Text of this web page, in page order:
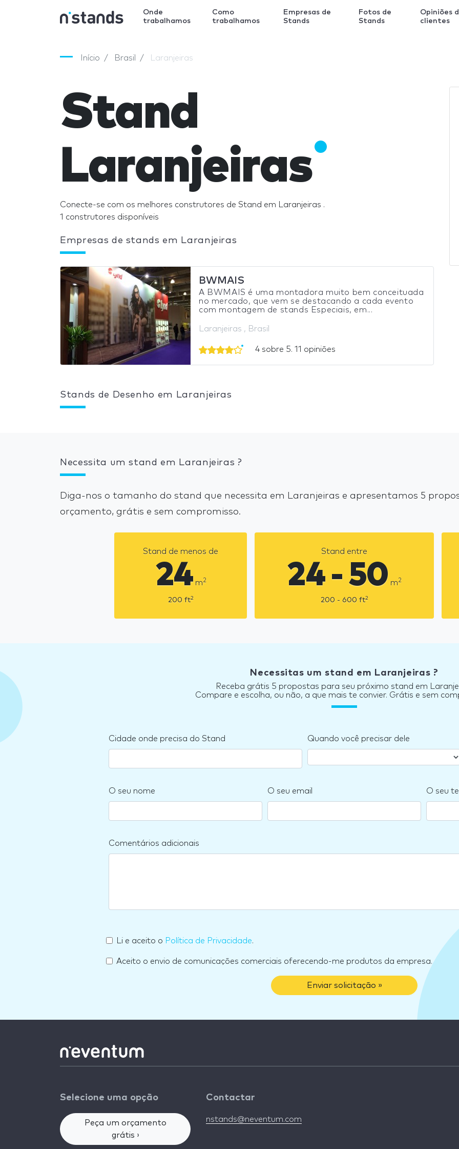
Onde
trabalhamos
Como
trabalhamos
Empresas de
Stands
Fotos de
Stands
Opiniões
clientes
Início Brasil Laranjeiras
Stand
Laranjeiras
Conecte-se com os melhores construtores de Stand em Laranjeiras .
1 construtores disponíveis
Empresas de stands em Laranjeiras
BWMAIS
A BWMAIS é uma montadora muito bem conceituada
no mercado, que vem se destacando a cada evento
com montagem de stands Especiais, em...
Laranjeiras , Brasil
4 sobre 5. 11 opiniões
Stands de Desenho em Laranjeiras
Necessita um stand em Laranjeiras ?
Diga-nos o tamanho do stand que necessita em Laranjeiras e apresentamos 5
orçamento, grátis e sem compromisso.
Stand de menos de
24 m2
200 ft2
Stand entre
24 - 50 m2
200 - 600 ft2
Necessitas um stand em Laranjeiras ?
Receba grátis 5 propostas para seu próximo stand em
Compare e escolha, ou não, a que mais te convier. Grátis e sem
Cidade onde precisa do Stand Quando você precisar dele
O seu nome O seu email O seu
Comentários adicionais
Li e aceito o Política de Privacidade.
Aceito o envio de comunicações comerciais oferecendo-me produtos da empresa.
Enviar solicitação »
Selecione uma opção
Peça um orçamento
grátis ›
Contactar
nstands@neventum.com